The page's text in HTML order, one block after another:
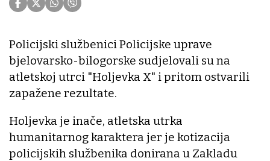
Policijski službenici Policijske uprave
bjelovarsko-bilogorske sudjelovali su na
atletskoj utrci "Holjevka X" i pritom ostvarili
zapažene rezultate.
Holjevka je inače, atletska utrka
humanitarnog karaktera jer je kotizacija
policijskih službenika donirana u Zakladu